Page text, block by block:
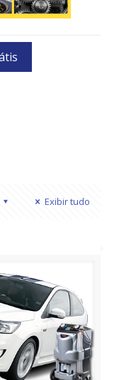
Exibir tudo